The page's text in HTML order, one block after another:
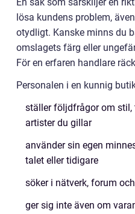
En sak som särskiljer en
lösa kundens problem,
otydligt. Kanske minns du
omslagets färg eller
För en erfaren handlare
Personalen i en kunnig
ställer följdfrågor om stil,
artister du gillar
använder sin egen
talet eller tidigare
söker i nätverk, forum
ger sig inte även om